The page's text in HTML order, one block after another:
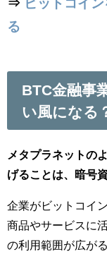
⇒ ビットコイ
る
BTC金融事
い風になる
メタプラネットの
げることは、暗号
企業がビットコイ
商品やサービスに
の利用範囲が広が